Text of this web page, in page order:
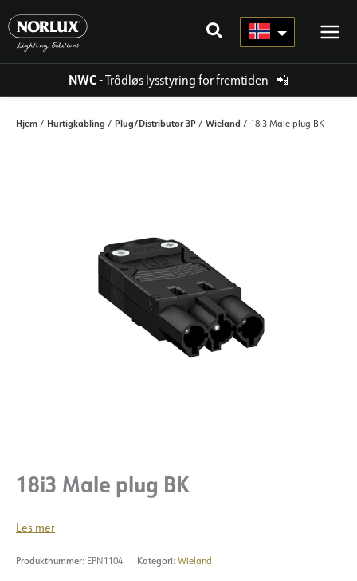
rett
innholdet
NWC- Trådløs lysstyring for fremtiden 📲
Hjem / Hurtigkabling / Plug/Distributor 3P / Wieland / 18i3 Male plug BK
18i3 Male plug BK
Les mer
Produktnummer: EPN1104 Kategori: Wieland